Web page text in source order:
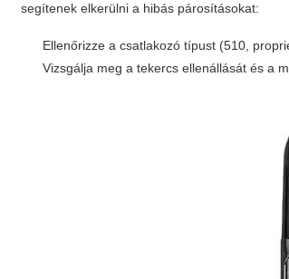
segítenek elkerülni a hibás párosításokat:
Ellenőrizze a csatlakozó típust (510,
Vizsgálja meg a tekercs ellenállását és a